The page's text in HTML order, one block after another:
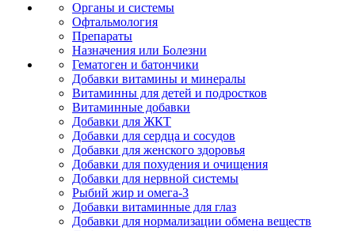
Органы и системы
Офтальмология
Препараты
Назначения или Болезни
Гематоген и батончики
Добавки витамины и минералы
Витаминны для детей и подростков
Витаминные добавки
Добавки для ЖКТ
Добавки для сердца и сосудов
Добавки для женского здоровья
Добавки для похудения и очищения
Добавки для нервной системы
Рыбий жир и омега-3
Добавки витаминные для глаз
Добавки для нормализации обмена веществ